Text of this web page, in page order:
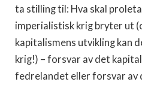
ta stilling til: Hva skal
imperialistisk krig bryter ut
kapitalismens utvikling kan
krig!) – forsvar av det
fedrelandet eller forsvar av